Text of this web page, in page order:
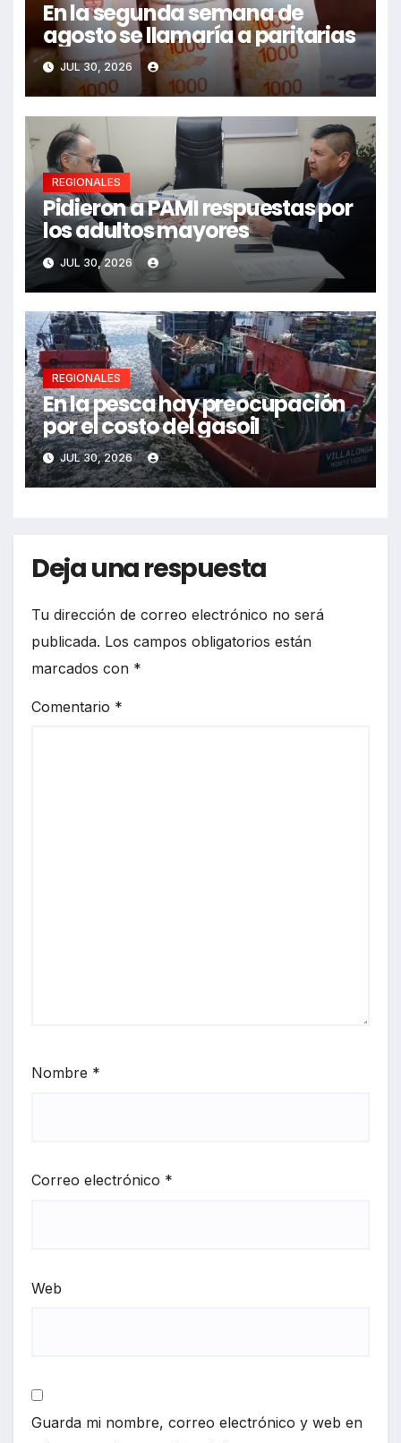
En la segunda semana de
agosto se llamaría a paritarias
JUL 30, 2026
REGIONALES
Pidieron a PAMI respuestas por
los adultos mayores
JUL 30, 2026
REGIONALES
En la pesca hay preocupación
por el costo del gasoil
JUL 30, 2026
Deja una respuesta
Tu dirección de correo electrónico no será
publicada. Los campos obligatorios están
marcados con *
Comentario *
Nombre *
Correo electrónico *
Web
Guarda mi nombre, correo electrónico y web en